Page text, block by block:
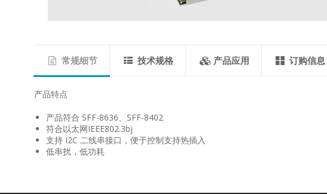
常规细节 技术规格 产品应用 订购信息
产品特点
产品符合 SFF-8636、SFF-8402
符合以太网IEEE802.3bj
支持 I2C 二线串接口，便于控制支持热插入
低串扰，低功耗